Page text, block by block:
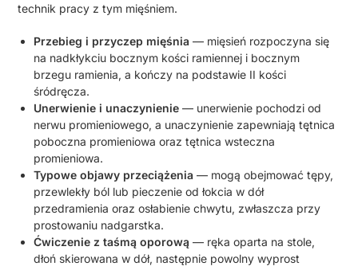
technik pracy z tym mięśniem.
Przebieg i przyczep mięśnia — mięsień rozpoczyna się
na nadkłykciu bocznym kości ramiennej i bocznym
brzegu ramienia, a kończy na podstawie II kości
śródręcza.
Unerwienie i unaczynienie — unerwienie pochodzi od
nerwu promieniowego, a unaczynienie zapewniają tętnica
poboczna promieniowa oraz tętnica wsteczna
promieniowa.
Typowe objawy przeciążenia — mogą obejmować tępy,
przewlekły ból lub pieczenie od łokcia w dół
przedramienia oraz osłabienie chwytu, zwłaszcza przy
prostowaniu nadgarstka.
Ćwiczenie z taśmą oporową — ręka oparta na stole,
dłoń skierowana w dół, następnie powolny wyprost